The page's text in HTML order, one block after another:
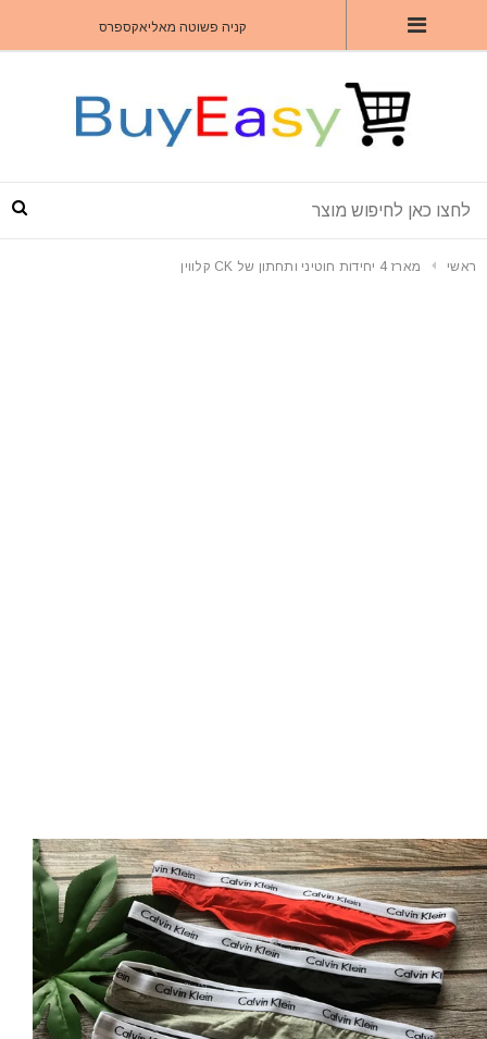
קניה פשוטה מאליאקספרס
ראשי מארז 4 יחידות חוטיני ותחתון של CK קלווין